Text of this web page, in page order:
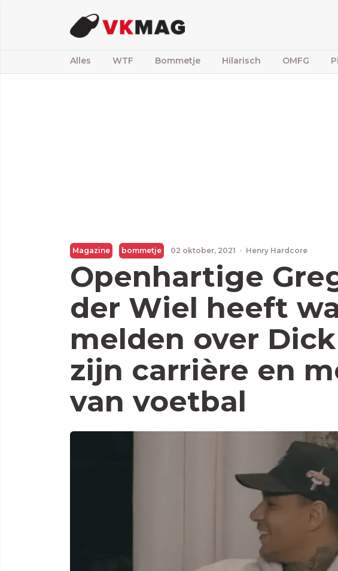
Alles WTF Bommetje Hilarisch OMFG
Magazine bommetje 02 oktober, 2021 · Henry Hardcore
Openhartige
der Wiel heeft
melden over
zijn carrière en
van voetbal